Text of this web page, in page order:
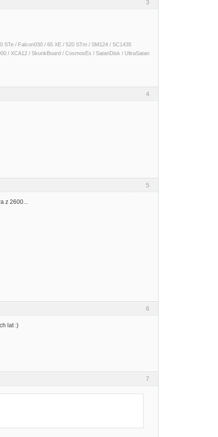
3
STe / Falcon030 / 65 XE / 520 STm / SM124 / SC1435
/ XCA12 / SkunkBoard / CosmosEx / SatanDisk / UltraSatan
4
5
z 2600...
6
lat :)
7